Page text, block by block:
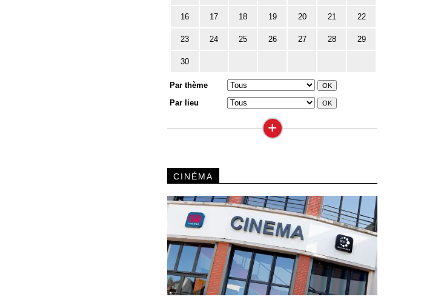
16 17 18 19 20 21 22
23 24 25 26 27 28 29
30
Par thème
Par lieu
+
CINÉMA